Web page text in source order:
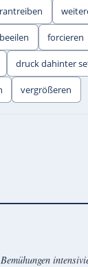
beeilen forcieren
druck dahinter
vergrößeren